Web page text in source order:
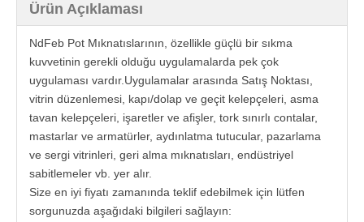
Ürün Açıklaması
NdFeb Pot Mıknatıslarının, özellikle güçlü bir sıkma
kuvvetinin gerekli olduğu uygulamalarda pek çok
uygulaması vardır.Uygulamalar arasında Satış Noktası,
vitrin düzenlemesi, kapı/dolap ve geçit kelepçeleri, asma
tavan kelepçeleri, işaretler ve afişler, tork sınırlı contalar,
mastarlar ve armatürler, aydınlatma tutucular, pazarlama
ve sergi vitrinleri, geri alma mıknatısları, endüstriyel
sabitlemeler vb. yer alır.
Size en iyi fiyatı zamanında teklif edebilmek için lütfen
sorgunuzda aşağıdaki bilgileri sağlayın: